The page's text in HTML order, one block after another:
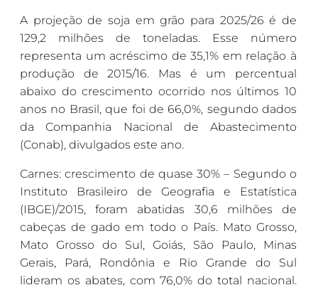
A projeção de soja em grão para 2025/26 é de
129,2 milhões de toneladas. Esse número
representa um acréscimo de 35,1% em relação à
produção de 2015/16. Mas é um percentual
abaixo do crescimento ocorrido nos últimos 10
anos no Brasil, que foi de 66,0%, segundo dados
da Companhia Nacional de Abastecimento
(Conab), divulgados este ano.
Carnes: crescimento de quase 30% – Segundo o
Instituto Brasileiro de Geografia e Estatística
(IBGE)/2015, foram abatidas 30,6 milhões de
cabeças de gado em todo o País. Mato Grosso,
Mato Grosso do Sul, Goiás, São Paulo, Minas
Gerais, Pará, Rondônia e Rio Grande do Sul
lideram os abates, com 76,0% do total nacional.